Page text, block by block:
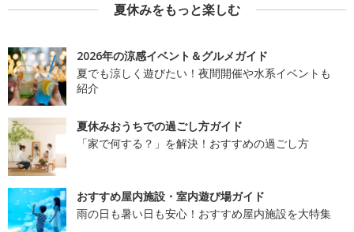
夏休みをもっと楽しむ
2026年の涼感イベント＆グルメガイド
夏でも涼しく遊びたい！夜間開催や水系イベントも
紹介
夏休みおうちでの過ごし方ガイド
「家で何する？」を解決！おすすめの過ごし方
おすすめ屋内施設・室内遊び場ガイド
雨の日も暑い日も安心！おすすめ屋内施設を大特集